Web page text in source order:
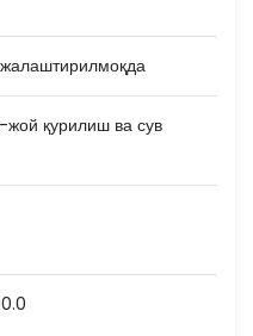
қурилиш ва сув